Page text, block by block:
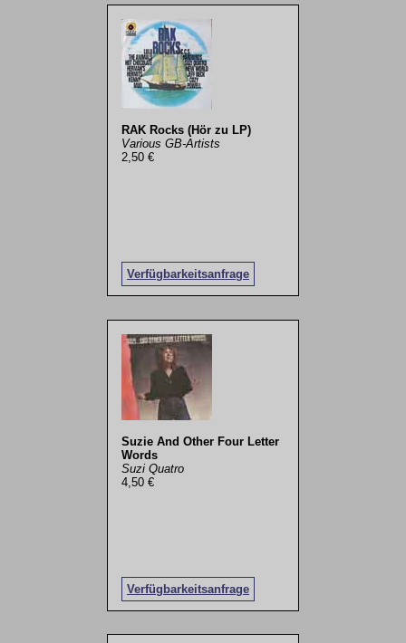
RAK Rocks (Hör zu LP)
Various GB-Artists
2,50 €
Verfügbarkeitsanfrage
Suzie And Other Four Letter
Words
Suzi Quatro
4,50 €
Verfügbarkeitsanfrage